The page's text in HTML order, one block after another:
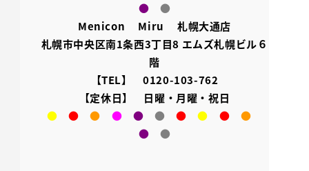
●
●
Menicon Miru 札幌大通店
札幌市中央区南1条西3丁目8 エムズ札幌ビル６
階
【TEL】 0120-103-762
【定休日】 日曜・月曜・祝日
●
● ● ● ● ● ● ● ●
●
●
●